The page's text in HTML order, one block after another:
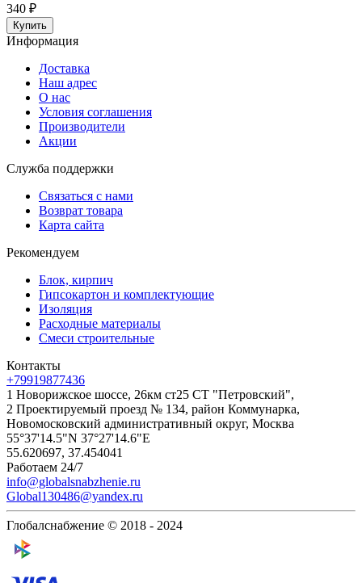
340 ₽
Купить
Информация
Доставка
Наш адрес
О нас
Условия соглашения
Производители
Акции
Служба поддержки
Связаться с нами
Возврат товара
Карта сайта
Рекомендуем
Блок, кирпич
Гипсокартон и комплектующие
Изоляция
Расходные материалы
Смеси строительные
Контакты
+79919877436
1 Новорижское шоссе, 26км ст25 СТ "Петровский",
2 Проектируемый проезд № 134, район Коммунарка,
Новомосковский административный округ, Москва
55°37'14.5"N 37°27'14.6"E
55.620697, 37.454041
Работаем 24/7
info@globalsnabzhenie.ru
Global130486@yandex.ru
Глобалснабжение © 2018 - 2024